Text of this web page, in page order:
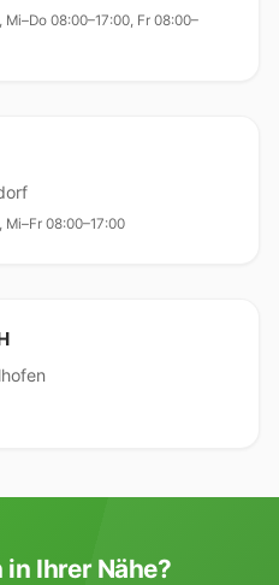
08:00–17:00, Fr 08:00–
Mi–Fr 08:00–17:00
Ihrer Nähe?